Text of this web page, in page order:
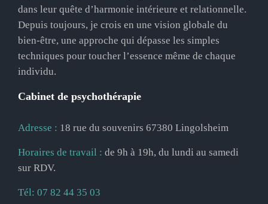
dans leur quête d’harmonie intérieure et relationnelle.
Depuis toujours, je crois en une vision globale du
bien-être, une approche qui dépasse les simples
techniques pour toucher l’essence même de chaque
individu.
Cabinet de psychothérapie
Adresse : 18 rue du souvenirs 67380 Lingolsheim
Horaires de travail : de 9h à 19h, du lundi au samedi
sur RDV.
Tél: 07 82 44 35 03